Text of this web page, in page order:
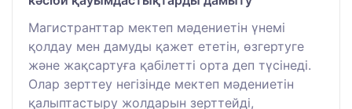
Магистранттар мектеп мәдениетін үнемі
қолдау мен дамуды қажет ететін, өзгертуге
және жақсартуға қабілетті орта деп түсінеді.
Олар зерттеу негізінде мектеп мәдениетін
қалыптастыру жолдарын зерттейді,